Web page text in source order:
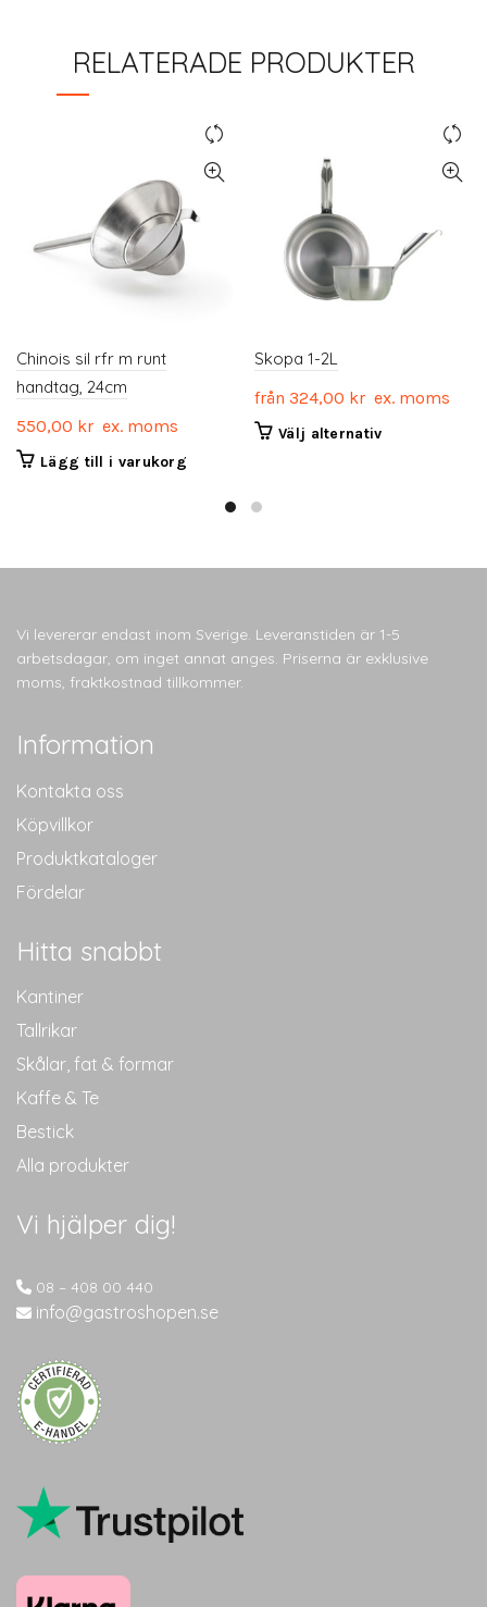
RELATERADE PRODUKTER
Chinois sil rfr m runt
handtag, 24cm
550,00 kr ex. moms
Lägg till i varukorg
Skopa 1-2L
från 324,00 kr ex. moms
Välj alternativDen
Vi levererar endast inom Sverige. Leveranstiden är 1-5
arbetsdagar, om inget annat anges. Priserna är exklusive
moms, fraktkostnad tillkommer.
Information
Kontakta oss
Köpvillkor
Produktkataloger
Fördelar
Hitta snabbt
Kantiner
Tallrikar
Skålar, fat & formar
Kaffe & Te
Bestick
Alla produkter
Vi hjälper dig!
08 – 408 00 440
info@gastroshopen.se